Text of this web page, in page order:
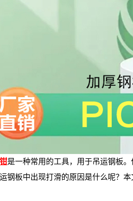
是一种常用的工具，用于吊运钢板
钢板中出现打滑的原因是什么呢？本